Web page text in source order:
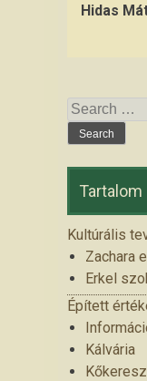
Hidas
Search for:
Tartalom
Kultúrális
Zachara
Erkel
Épített
Kálvária